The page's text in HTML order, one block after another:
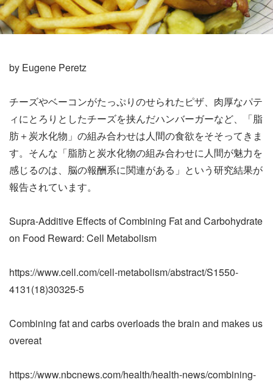
by Eugene Peretz
チーズやベーコンがたっぷりのせられたピザ、肉厚なパテ
ィにとろりとしたチーズを挟んだハンバーガーなど、「脂
肪＋炭水化物」の組み合わせは人間の食欲をそそってきま
す。そんな「脂肪と炭水化物の組み合わせに人間が魅力を
感じるのは、脳の報酬系に関連がある」という研究結果が
報告されています。
Supra-Additive Effects of Combining Fat and Carbohydrate
on Food Reward: Cell Metabolism
https://www.cell.com/cell-metabolism/abstract/S1550-
4131(18)30325-5
Combining fat and carbs overloads the brain and makes us
overeat
https://www.nbcnews.com/health/health-news/combining-